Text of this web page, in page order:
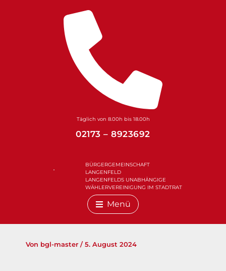
Täglich von 8.00h bis 18.00h
02173 – 8923692
BÜRGERGEMEINSCHAFT
LANGENFELD
LANGENFELDS UNABHÄNGIGE
WÄHLERVEREINIGUNG IM STADTRAT
Menü
Von bgl-master /5. August 2024